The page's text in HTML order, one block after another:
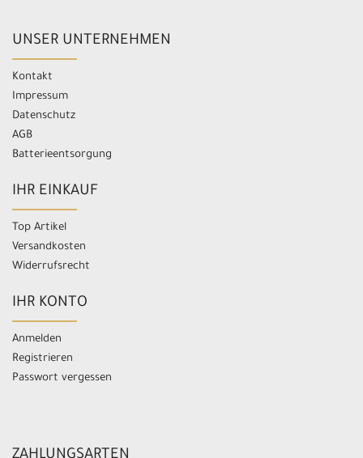
UNSER UNTERNEHMEN
Kontakt
Impressum
Datenschutz
AGB
Batterieentsorgung
IHR EINKAUF
Top Artikel
Versandkosten
Widerrufsrecht
IHR KONTO
Anmelden
Registrieren
Passwort vergessen